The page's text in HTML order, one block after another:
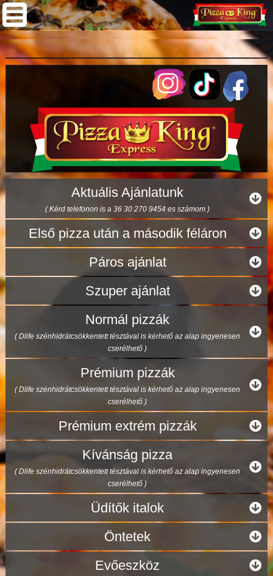
Aktuális Ajánlatunk
( Kérd telefonon is a 36 30 270 9454 es számom )
Első pizza után a második féláron
Páros ajánlat
Szuper ajánlat
Normál pizzák
( Dlife szénhidrátcsökkentett tésztával is kérhető az alap ingyenesen
cserélhető )
Prémium pizzák
( Dlife szénhidrátcsökkentett tésztával is kérhető az alap ingyenesen
cserélhető )
Prémium extrém pizzák
Kívánság pizza
( Dlife szénhidrátcsökkentett tésztával is kérhető az alap ingyenesen
cserélhető )
Üdítők italok
Öntetek
Evőeszköz